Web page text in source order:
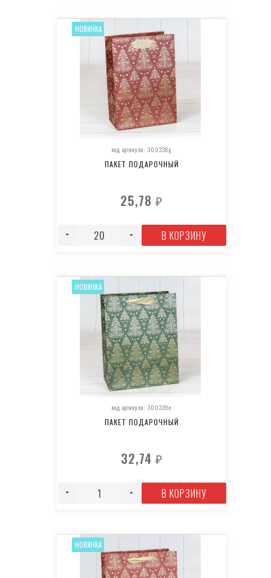
код артикула: 300338g
ПАКЕТ ПОДАРОЧНЫЙ
25,78₽
В КОРЗИНУ
НОВИНКА
код артикула: 300339e
ПАКЕТ ПОДАРОЧНЫЙ
32,74 ₽
В КОРЗИНУ
НОВИНКА
НОВИНКА